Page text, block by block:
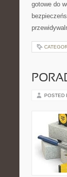
gotowe do
POSTED